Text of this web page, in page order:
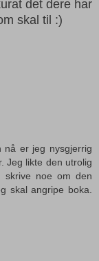
det dere har
skal til :)
nå er jeg nysgjerrig
Jeg likte den utrolig
noe om den
skal angripe boka.